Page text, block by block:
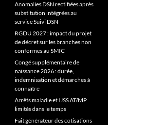
Anomalies DSN rectifiées après
substitution intégrées au
service Suivi DSN
RGDU 2027 : impact du projet
de décret sur les branches non
conformes au SMIC
Congé supplémentaire de
naissance 2026 : durée,
indemnisation et démarches à
connaître
Arrêts maladie et IJSS AT/MP
limités dans le temps
Fait générateur des cotisations